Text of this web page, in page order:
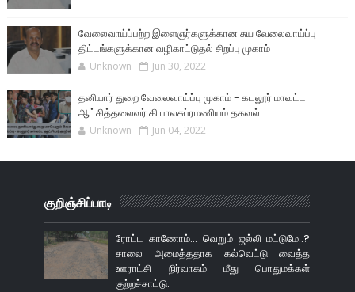
வேலைவாய்ப்பற்ற இளைஞர்களுக்கான சுய வேலைவாய்ப்பு
திட்டங்களுக்கான வழிகாட்டுதல் சிறப்பு முகாம்
Unknown Jun 30, 2022
தனியார் துறை வேலைவாய்ப்பு முகாம் - கடலூர் மாவட்ட
ஆட்சித்தலைவர் கி.பாலசுப்ரமணியம் தகவல்
Unknown Jun 04, 2022
குறிஞ்சிப்பாடி
ரோட்ட காணோம்... வெறும் ஜல்லி மட்டுமே..?
சாலை அமைத்ததாக கல்வெட்டு வைத்த
ஊராட்சி நிர்வாகம் மீது பொதுமக்கள்
குற்றச்சாட்டு.